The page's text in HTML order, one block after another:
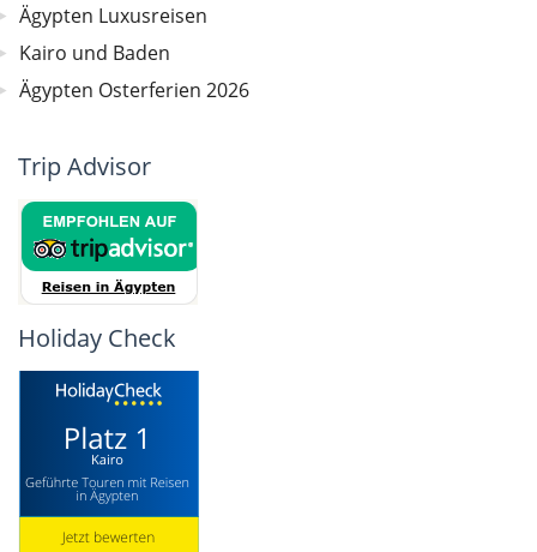
Ägypten Luxusreisen
Kairo und Baden
Ägypten Osterferien 2026
Trip Advisor
Holiday Check